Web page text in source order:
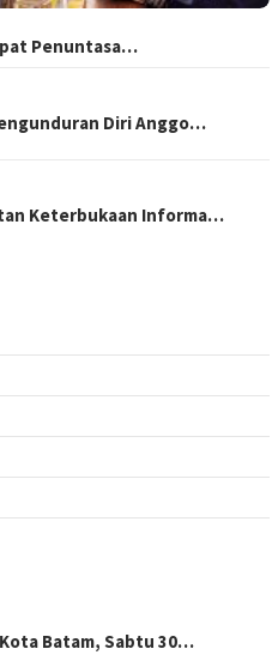
Penuntasa…
Diri Anggo…
Keterbukaan Informa…
Batam, Sabtu 30…